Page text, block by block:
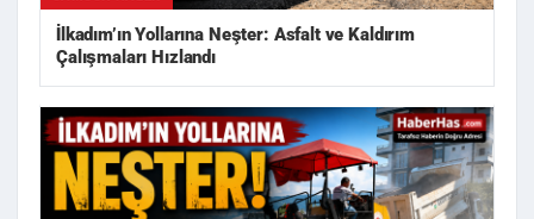
İlkadım’ın Yollarına Neşter: Asfalt ve Kaldırım
Çalışmaları Hızlandı